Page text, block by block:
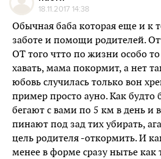
18.11.2017 14:38
Обычная баба которая еще и к
заботе и помощи родителей.
ОТ того чтто по жизни особо
хавать, мама покормит, а нет
юбовь случилась только вон
пример просто ауно. Как будто
бегают с вами по 5 км в день и
пинают под зад тих убирать,
цель родителя -откормить. И
менее в форме сразу нытье как